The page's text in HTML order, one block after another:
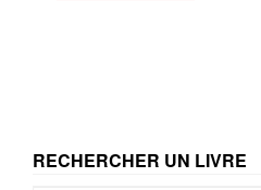
RECHERCHER UN LIVRE